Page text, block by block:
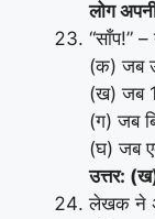
लोग
“साँप!”
(क) जब
(ख) जब
(ग) जब
(घ) जब
उत्तर:
लेखक ने